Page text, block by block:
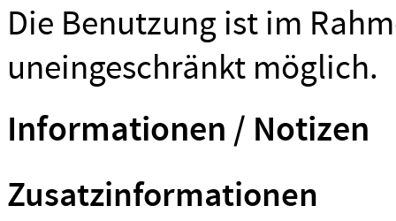
Die Benutzung ist im
uneingeschränkt möglich.
Informationen / Notizen
Zusatzinformationen